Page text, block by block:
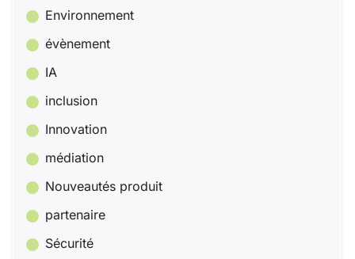
Environnement
évènement
IA
inclusion
Innovation
médiation
Nouveautés produit
partenaire
Sécurité